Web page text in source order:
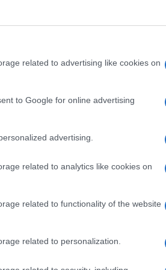
related to advertising like cookies on
to Google for online advertising
advertising.
related to analytics like cookies on
related to functionality of the website
related to personalization.
certezza, che il video è
nell'agosto del 2021.
era troppo impegnata a